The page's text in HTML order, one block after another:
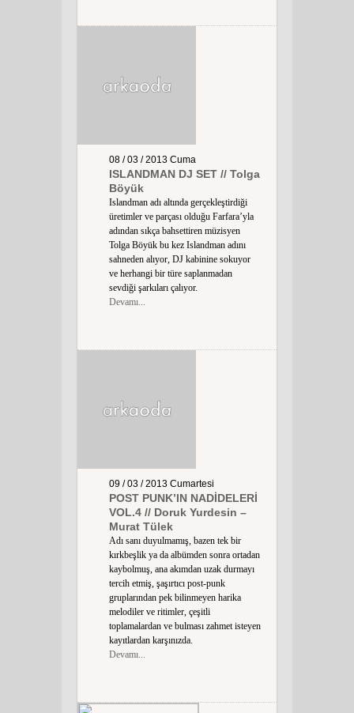
08 / 03 / 2013 Cuma
ISLANDMAN DJ SET // Tolga
Böyük
Islandman adı altında gerçekleştirdiği
üretimler ve parçası olduğu Farfara’yla
adından sıkça bahsettiren müzisyen
Tolga Böyük bu kez Islandman adını
sahneden alıyor, DJ kabinine sokuyor
ve herhangi bir türe saplanmadan
sevdiği şarkıları çalıyor.
Devamı...
09 / 03 / 2013 Cumartesi
POST PUNK’IN NADİDELERİ
VOL.4 // Doruk Yurdesin –
Murat Tülek
Adı sanı duyulmamış, bazen tek bir
kırkbeşlik ya da albümden sonra ortadan
kaybolmuş, ana akımdan uzak durmayı
tercih etmiş, şaşırtıcı post-punk
gruplarından pek bilinmeyen harika
melodiler ve ritimler, çeşitli
toplamalardan ve bulması zahmet isteyen
kayıtlardan karşınızda.
Devamı...